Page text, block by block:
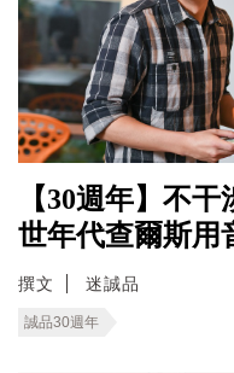
【30週年】不
世年代查爾斯用
撰文 迷誠品
誠品30週年